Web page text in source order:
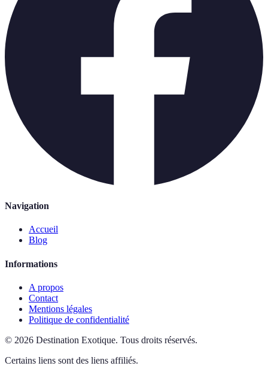
Navigation
Accueil
Blog
Informations
A propos
Contact
Mentions légales
Politique de confidentialité
© 2026 Destination Exotique. Tous droits réservés.
Certains liens sont des liens affiliés.